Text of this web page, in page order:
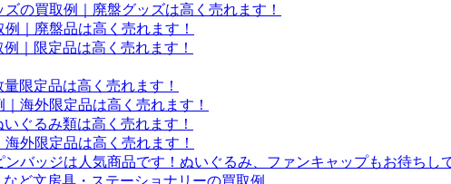
の買取例｜廃盤グッズは高く売れます！
｜廃盤品は高く売れます！
｜限定品は高く売れます！
限定品は高く売れます！
海外限定品は高く売れます！
ぐるみ類は高く売れます！
外限定品は高く売れます！
バッジは人気商品です！ぬいぐるみ、ファンキャップもお待ちし